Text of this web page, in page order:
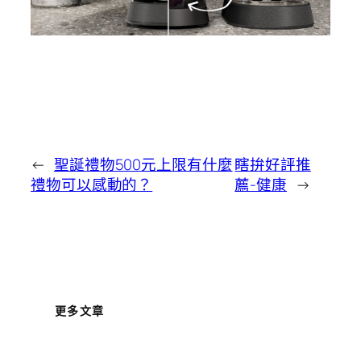
← 聖誕禮物500元上限有什麼
禮物可以感動的？
瞎拚好評推
薦-健康 →
更多文章